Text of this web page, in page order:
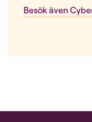
Besök även